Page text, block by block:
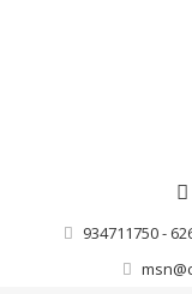
934711750 -